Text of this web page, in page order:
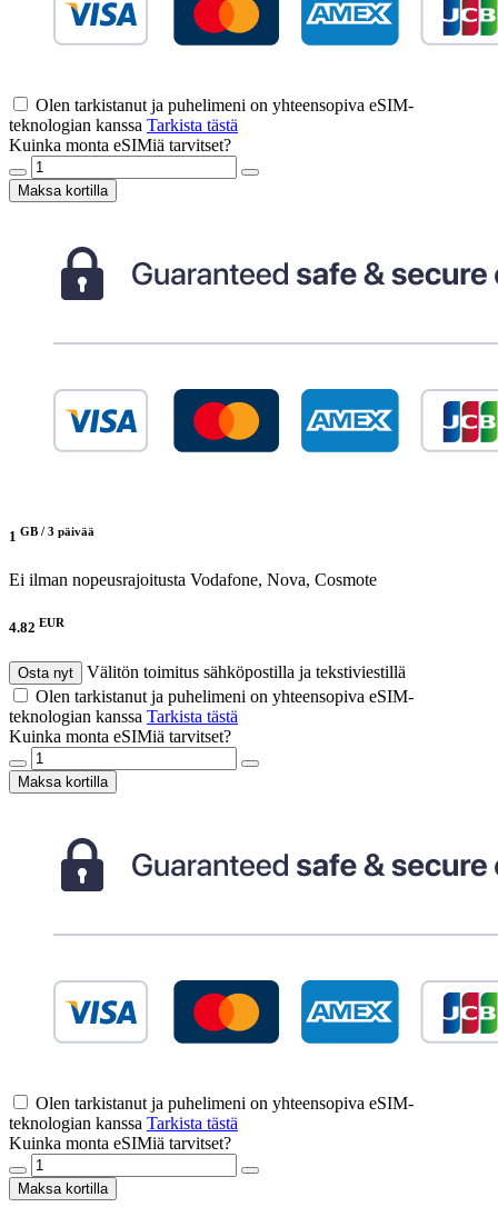
Olen tarkistanut ja puhelimeni on yhteensopiva eSIM-
teknologian kanssa Tarkista tästä
Kuinka monta eSIMiä tarvitset?
Maksa kortilla
1 GB / 3 päivää
Ei ilman nopeusrajoitusta Vodafone, Nova, Cosmote
4.82 EUR
Osta nyt
Välitön toimitus sähköpostilla ja tekstiviestillä
Olen tarkistanut ja puhelimeni on yhteensopiva eSIM-
teknologian kanssa Tarkista tästä
Kuinka monta eSIMiä tarvitset?
Maksa kortilla
Olen tarkistanut ja puhelimeni on yhteensopiva eSIM-
teknologian kanssa Tarkista tästä
Kuinka monta eSIMiä tarvitset?
Maksa kortilla